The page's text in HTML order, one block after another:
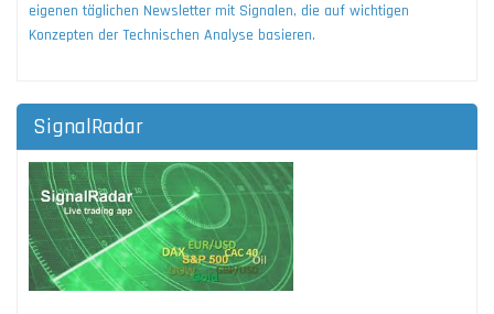
eigenen täglichen Newsletter mit Signalen, die auf wichtigen
Konzepten der Technischen Analyse basieren.
SignalRadar